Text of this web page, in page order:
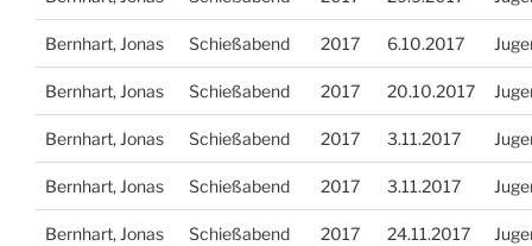
Bernhart, Jonas Schießabend 2017 6.10.2017
Bernhart, Jonas Schießabend 2017 20.10.2017
Bernhart, Jonas Schießabend 2017 3.11.2017
Bernhart, Jonas Schießabend 2017 3.11.2017
Bernhart, Jonas Schießabend 2017 24.11.2017